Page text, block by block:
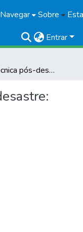
Navegar Sobre
Entrar
Avaliação técnica pós-desastre: Putinga, RS